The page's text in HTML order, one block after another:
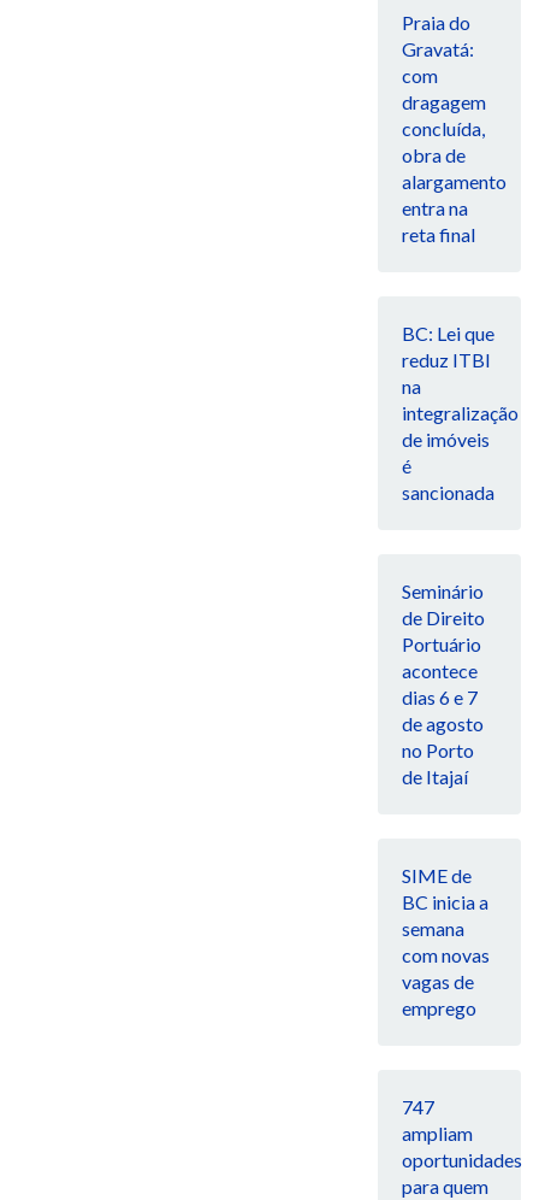
Praia do
Gravatá:
com
dragagem
concluída,
obra de
alargamento
entra na
reta final
BC: Lei que
reduz ITBI
na
integralização
de imóveis
é
sancionada
Seminário
de Direito
Portuário
acontece
dias 6 e 7
de agosto
no Porto
de Itajaí
SIME de
BC inicia a
semana
com novas
vagas de
emprego
747
ampliam
oportunidades
para quem